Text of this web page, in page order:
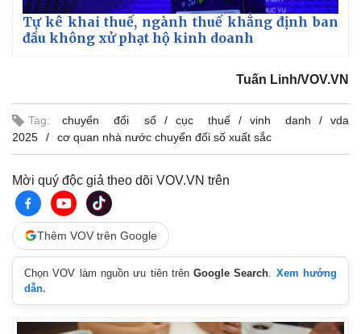
Tự kê khai thuế, ngành thuế khẳng định ban
đầu không xử phạt hộ kinh doanh
Tuấn Linh/VOV.VN
Tag: chuyển đổi số cục thuế vinh danh
vda
2025
cơ quan nhà nước chuyển đổi số xuất sắc
Mời quý độc giả theo dõi VOV.VN trên
Thêm VOV trên Google
Chọn VOV làm nguồn ưu tiên trênGoogle Search
Xem hướng
dẫn.